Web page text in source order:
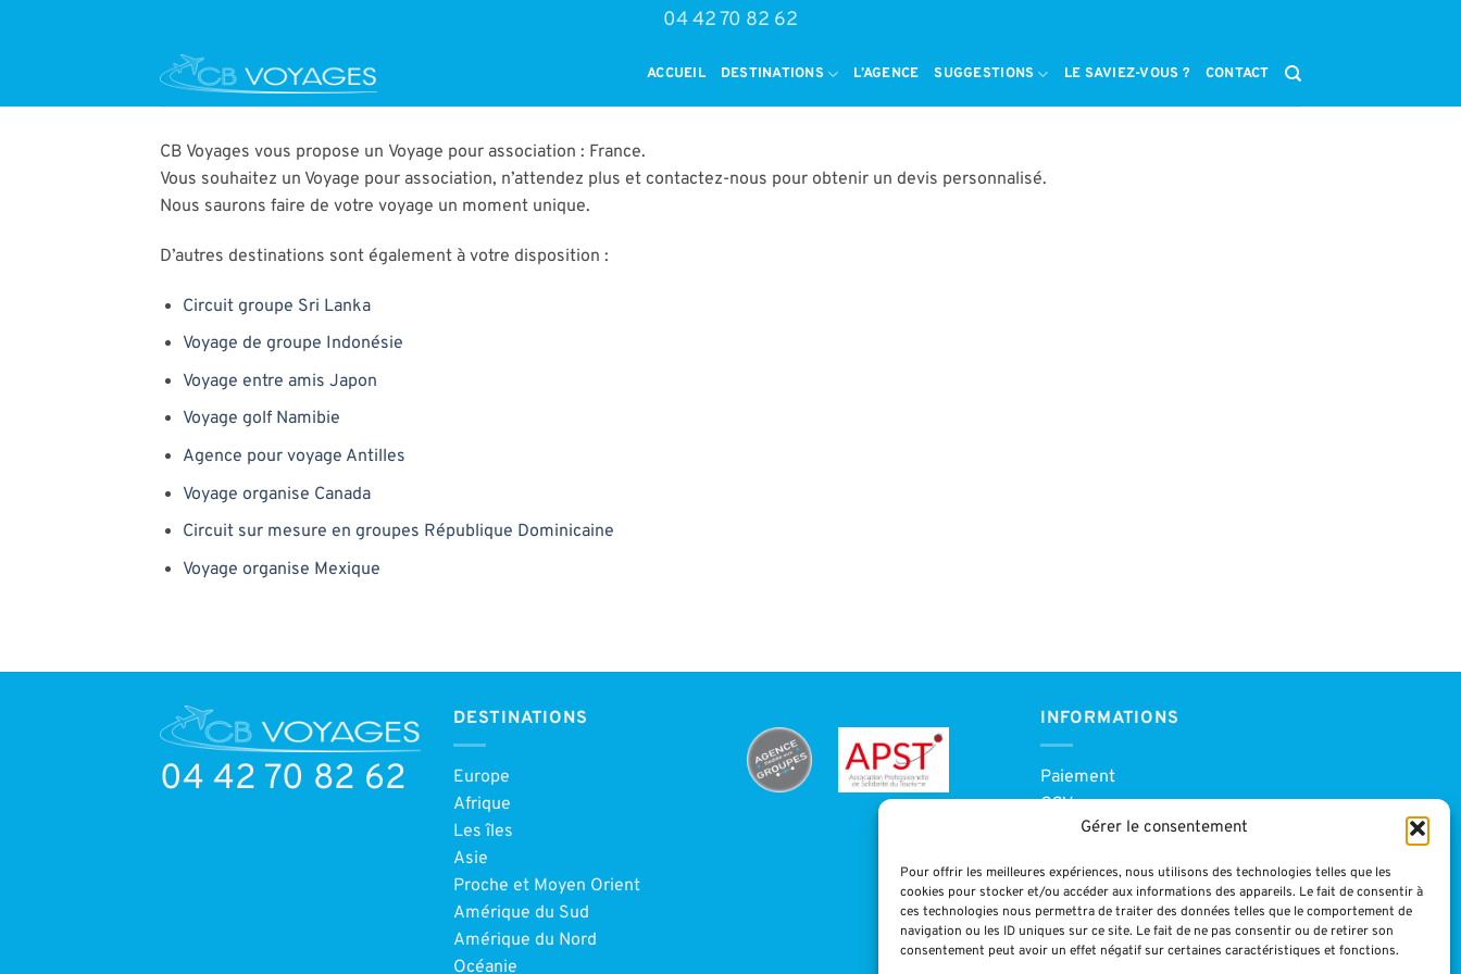
Gérer le consentement
Pour offrir les meilleures expériences, nous utilisons des technologies telles que les
cookies pour stocker et/ou accéder aux informations des appareils. Le fait de consentir à
ces technologies nous permettra de traiter des données telles que le comportement de
navigation ou les ID uniques sur ce site. Le fait de ne pas consentir ou de retirer son
consentement peut avoir un effet négatif sur certaines caractéristiques et fonctions.
04 42 70 82 62
ACCUEIL DESTINATIONS L’AGENCE SUGGESTIONS LE SAVIEZ-VOUS ? CONTACT
CB Voyages vous propose un Voyage pour association : France.
Vous souhaitez un Voyage pour association, n’attendez plus et contactez-nous pour obtenir un devis personnalisé.
Nous saurons faire de votre voyage un moment unique.
D’autres destinations sont également à votre disposition :
Circuit groupe Sri Lanka
Voyage de groupe Indonésie
Voyage entre amis Japon
Voyage golf Namibie
Agence pour voyage Antilles
Voyage organise Canada
Circuit sur mesure en groupes République Dominicaine
Voyage organise Mexique
04 42 70 82 62
DESTINATIONS
Europe
Afrique
Les îles
Asie
Proche et Moyen Orient
Amérique du Sud
Amérique du Nord
Océanie
INFORMATIONS
Paiement
CGV